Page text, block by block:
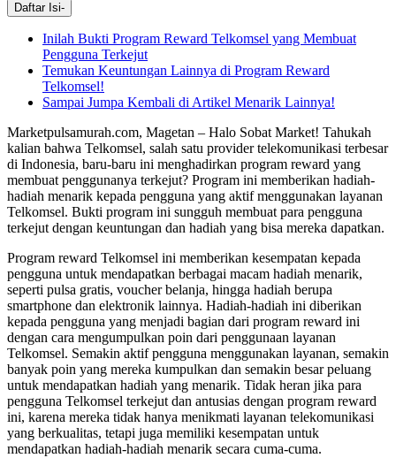
Daftar Isi-
Inilah Bukti Program Reward Telkomsel yang Membuat
Pengguna Terkejut
Temukan Keuntungan Lainnya di Program Reward
Telkomsel!
Sampai Jumpa Kembali di Artikel Menarik Lainnya!
Marketpulsamurah.com, Magetan – Halo Sobat Market! Tahukah
kalian bahwa Telkomsel, salah satu provider telekomunikasi terbesar
di Indonesia, baru-baru ini menghadirkan program reward yang
membuat penggunanya terkejut? Program ini memberikan hadiah-
hadiah menarik kepada pengguna yang aktif menggunakan layanan
Telkomsel. Bukti program ini sungguh membuat para pengguna
terkejut dengan keuntungan dan hadiah yang bisa mereka dapatkan.
Program reward Telkomsel ini memberikan kesempatan kepada
pengguna untuk mendapatkan berbagai macam hadiah menarik,
seperti pulsa gratis, voucher belanja, hingga hadiah berupa
smartphone dan elektronik lainnya. Hadiah-hadiah ini diberikan
kepada pengguna yang menjadi bagian dari program reward ini
dengan cara mengumpulkan poin dari penggunaan layanan
Telkomsel. Semakin aktif pengguna menggunakan layanan, semakin
banyak poin yang mereka kumpulkan dan semakin besar peluang
untuk mendapatkan hadiah yang menarik. Tidak heran jika para
pengguna Telkomsel terkejut dan antusias dengan program reward
ini, karena mereka tidak hanya menikmati layanan telekomunikasi
yang berkualitas, tetapi juga memiliki kesempatan untuk
mendapatkan hadiah-hadiah menarik secara cuma-cuma.